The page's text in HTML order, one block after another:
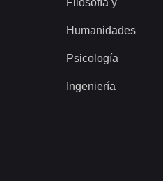
Filosofía y
Humanidades
Psicología
Ingeniería